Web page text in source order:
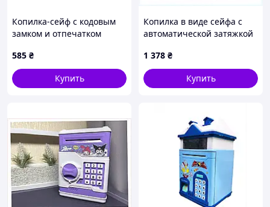
Копилка-сейф с кодовым
замком и отпечатком
585 ₴
Купить
Копилка в виде сейфа с
автоматической затяжкой
1 378 ₴
Купить